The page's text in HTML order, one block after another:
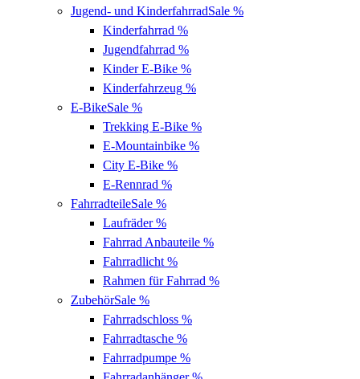
Jugend- und KinderfahrradSale %
Kinderfahrrad %
Jugendfahrrad %
Kinder E-Bike %
Kinderfahrzeug %
E-BikeSale %
Trekking E-Bike %
E-Mountainbike %
City E-Bike %
E-Rennrad %
FahrradteileSale %
Laufräder%
Fahrrad Anbauteile %
Fahrradlicht %
Rahmen für Fahrrad %
ZubehörSale %
Fahrradschloss %
Fahrradtasche %
Fahrradpumpe %